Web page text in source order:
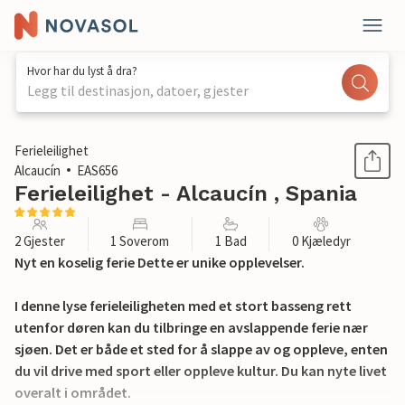
Hvor har du lyst å dra?
Legg til destinasjon, datoer, gjester
1 / 24
Ferieleilighet
Alcaucín
EAS656
Ferieleilighet - Alcaucín , Spania
2 Gjester 1 Soverom 1 Bad 0 Kjæledyr
Nyt en koselig ferie Dette er unike opplevelser.
I denne lyse ferieleiligheten med et stort basseng rett
utenfor døren kan du tilbringe en avslappende ferie nær
sjøen. Det er både et sted for å slappe av og oppleve, enten
du vil drive med sport eller oppleve kultur. Du kan nyte livet
overalt i området.